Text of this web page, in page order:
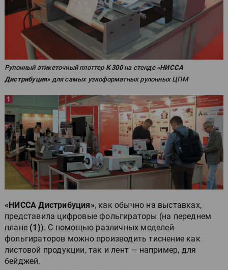
Рулонный этикеточный плоттер К 300на стенде «НИССА
Дистрибуция»для самых узкоформатных рулонных ЦПМ
«НИССА Дистрибуция», как обычно на выставках,
представила цифровые фольгираторы (на переднем
плане (1)). С помощью различных моделей
фольгираторов можно производить тиснение как
листовой продукции, так и лент — например, для
бейджей.